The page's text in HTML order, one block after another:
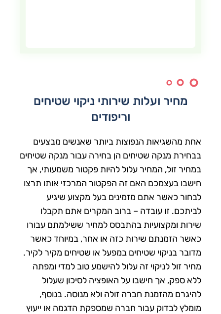
מחיר ועלות שירותי ניקוי שטיחים
וריפודים
אחת מהשגיאות הנפוצות ביותר שאנשים מבצעים
בבחירת מנקה שטיחים הן בחירה עבור מנקה שטיחים
במחיר זול, המחיר עלול להיות פקטור משמעותי, אך
חישבו בעצמכם האם זה הפקטור המרכזי אותו תרצו
לבחור כאשר אתם מזמינים בעל מקצוע שיגיע
לביתכם. זו עובדה – ברוב המקרים אתם תקבלו
שירות ומקצועיות בהתבסס למחיר ששילמתם עבורו
כאשר הזמנתם שירות כזה או אחר, במיוחד כאשר
מדובר בניקוי שטיחים במפעל או שטיחים מקיר לקיר.
מחיר זול לניקוי זה עלול להישמע טוב למדי ומפתה
ללא ספק, אך חישבו על האופציה לסיכון שעלול
להיגרם מהזמנת חברה זולה ולא מנוסה. בנוסף,
מומלץ לבדוק עבור חברה שמספקת הדגמה או ייעוץ